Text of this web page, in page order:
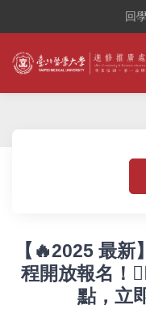
回
【🔥2025 最
程開放報名！
點，立